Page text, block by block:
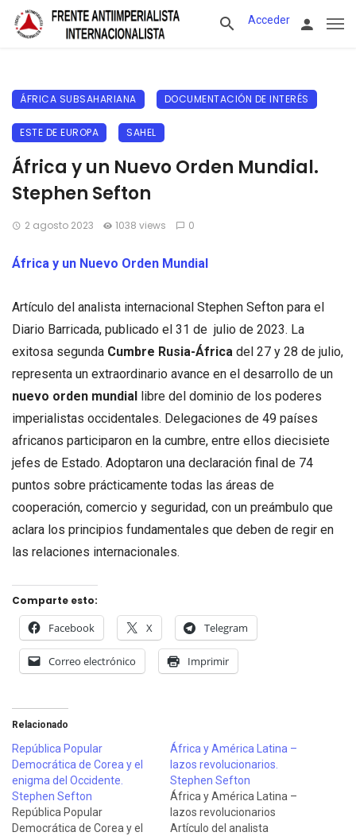
Acceder
ÁFRICA SUBSAHARIANA DOCUMENTACIÓN DE INTERÉS
ESTE DE EUROPA SAHEL
África y un Nuevo Orden Mundial.
Stephen Sefton
2 agosto 2023 1038 views 0
África y un Nuevo Orden Mundial
Artículo del analista internacional Stephen Sefton para el
Diario Barricada, publicado el 31 de julio de 2023. La
exitosa segunda Cumbre Rusia-África del 27 y 28 de julio,
representa un extraordinario avance en el desarrollo de un
nuevo orden mundial
libre del dominio de los poderes
imperialistas occidentales. Delegaciones de 49 países
africanos participaron en la cumbre, entre ellos diecisiete
jefes de Estado. Adoptaron una declaración final de 74
puntos sobre prácticamente todas las áreas de
cooperación, comercio y seguridad, con un preámbulo que
aclara los principios fundamentales que deben de regir en
las relaciones internacionales.
Comparte esto:
Facebook X Telegram
Correo electrónico Imprimir
Relacionado
República Popular
Democrática de Corea y el
enigma del Occidente.
Stephen Sefton
República Popular
Democrática de Corea y el
África y América Latina –
lazos revolucionarios.
Stephen Sefton
África y América Latina –
lazos revolucionarios
Artículo del analista